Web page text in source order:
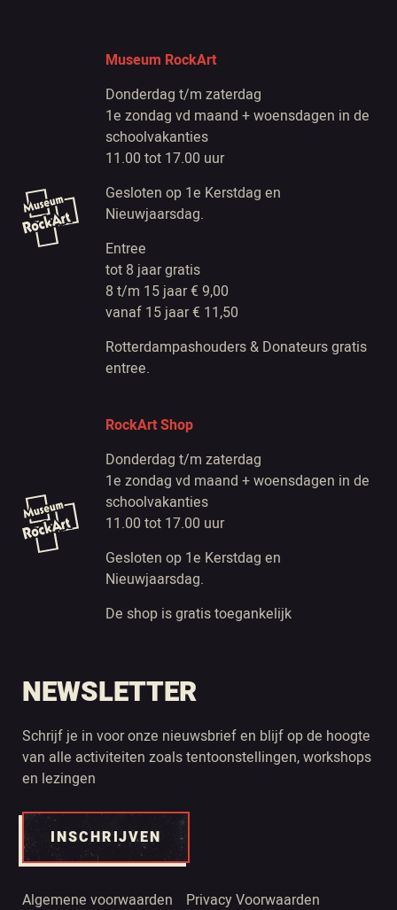
Museum RockArt
Donderdag t/m zaterdag
1e zondag vd maand + woensdagen in de
schoolvakanties
11.00 tot 17.00 uur
Gesloten op 1e Kerstdag en
Nieuwjaarsdag.
Entree
tot 8 jaar gratis
8 t/m 15 jaar € 9,00
vanaf 15 jaar € 11,50
Rotterdampashouders & Donateurs gratis
entree.
RockArt Shop
Donderdag t/m zaterdag
1e zondag vd maand + woensdagen in de
schoolvakanties
11.00 tot 17.00 uur
Gesloten op 1e Kerstdag en
Nieuwjaarsdag.
De shop is gratis toegankelijk
NEWSLETTER
Schrijf je in voor onze nieuwsbrief en blijf op de hoogte
van alle activiteiten zoals tentoonstellingen, workshops
en lezingen
INSCHRIJVEN
Algemene voorwaarden Privacy Voorwaarden